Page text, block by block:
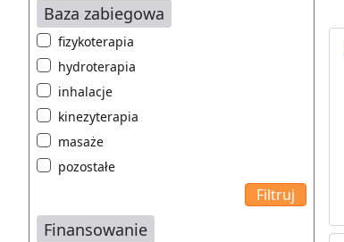
Baza zabiegowa
fizykoterapia
hydroterapia
inhalacje
kinezyterapia
masaże
pozostałe
Finansowanie